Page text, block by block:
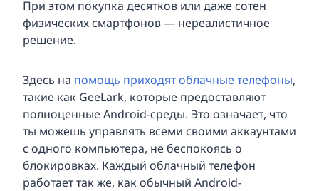
При этом покупка десятков или даже сотен
физических смартфонов — нереалистичное
решение.
Здесь на помощь приходят облачные телефоны,
такие как GeeLark, которые предоставляют
полноценные Android-среды. Это означает, что
ты можешь управлять всеми своими аккаунтами
с одного компьютера, не беспокоясь о
блокировках. Каждый облачный телефон
работает так же, как обычный Android-